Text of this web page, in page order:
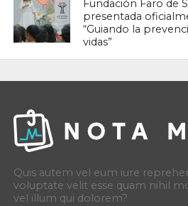
Fundación Faro de
presentada
“Guiando la
vidas”
Quis autem vel eum iure
voluptate velit esse quam nihil
vel illum qui dolorem?